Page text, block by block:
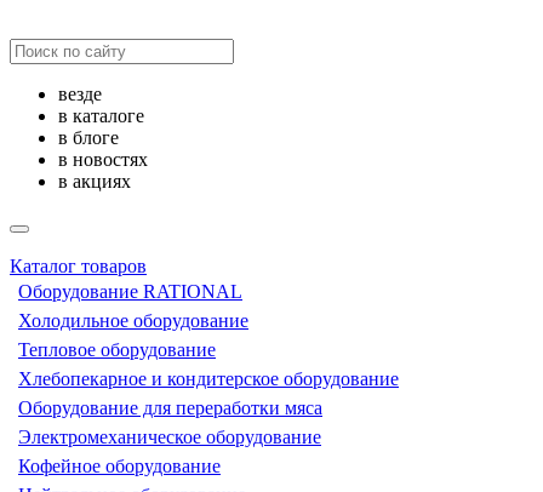
везде
в каталоге
в блоге
в новостях
в акциях
Каталог товаров
Оборудование RATIONAL
Холодильное оборудование
Тепловое оборудование
Хлебопекарное и кондитерское оборудование
Оборудование для переработки мяса
Электромеханическое оборудование
Кофейное оборудование